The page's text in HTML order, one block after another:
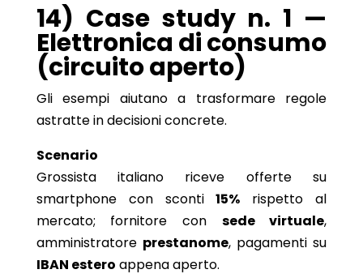
14) Case study n. 1 —
Elettronica di consumo
(circuito aperto)
Gli esempi aiutano a trasformare regole
astratte in decisioni concrete.
Scenario
Grossista italiano riceve offerte su
smartphone con sconti15% rispetto al
mercato; fornitore con sede virtuale,
amministratore prestanome, pagamenti su
IBAN estero appena aperto.